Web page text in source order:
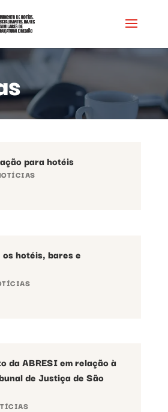
para hotéis
hotéis, bares e
da ABRESI em relação à
de Justiça de São